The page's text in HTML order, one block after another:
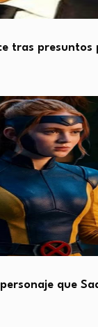
tras presuntos
que